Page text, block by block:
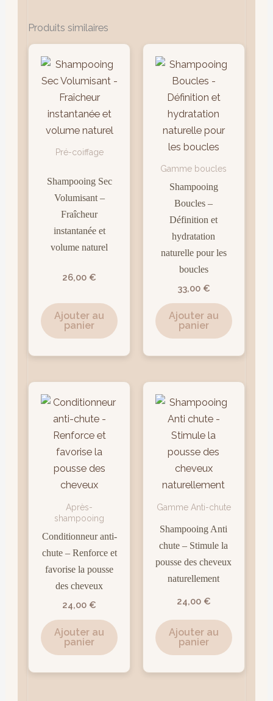
Produits similaires
Pré-coiffage
Shampooing Sec
Volumisant –
Fraîcheur
instantanée et
volume naturel
26,00 €
Ajouter au
panier
Gamme boucles
Shampooing
Boucles –
Définition et
hydratation
naturelle pour les
boucles
33,00 €
Ajouter au
panier
Après-
shampooing
Conditionneur anti-
chute – Renforce et
favorise la pousse
des cheveux
24,00 €
Ajouter au
panier
Gamme Anti-chute
Shampooing Anti
chute – Stimule la
pousse des cheveux
naturellement
24,00 €
Ajouter au
panier